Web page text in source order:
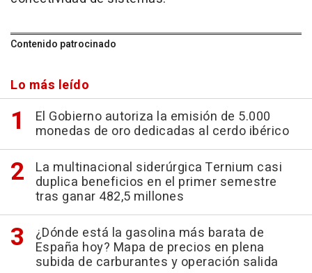
Contenido patrocinado
Lo más leído
El Gobierno autoriza la emisión de 5.000
monedas de oro dedicadas al cerdo ibérico
La multinacional siderúrgica Ternium casi
duplica beneficios en el primer semestre
tras ganar 482,5 millones
¿Dónde está la gasolina más barata de
España hoy? Mapa de precios en plena
subida de carburantes y operación salida